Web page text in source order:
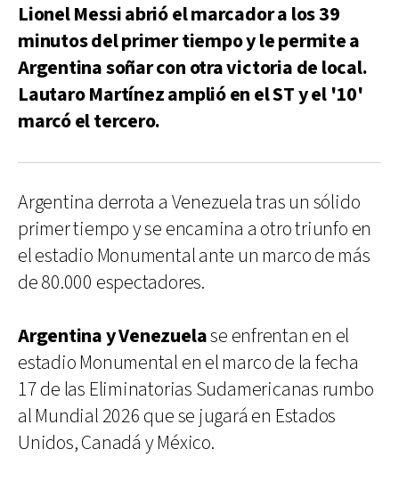
Lionel Messi abrió el marcador a los 39
minutos del primer tiempo y le permite a
Argentina soñar con otra victoria de local.
Lautaro Martínez amplió en el ST y el '10'
marcó el tercero.
Argentina derrota a Venezuela tras un sólido
primer tiempo y se encamina a otro triunfo en
el estadio Monumental ante un marco de más
de 80.000 espectadores.
Argentina y Venezuelase enfrentan en el
estadio Monumental en el marco de la fecha
17 de las Eliminatorias Sudamericanas rumbo
al Mundial 2026 que se jugará en Estados
Unidos, Canadá y México.